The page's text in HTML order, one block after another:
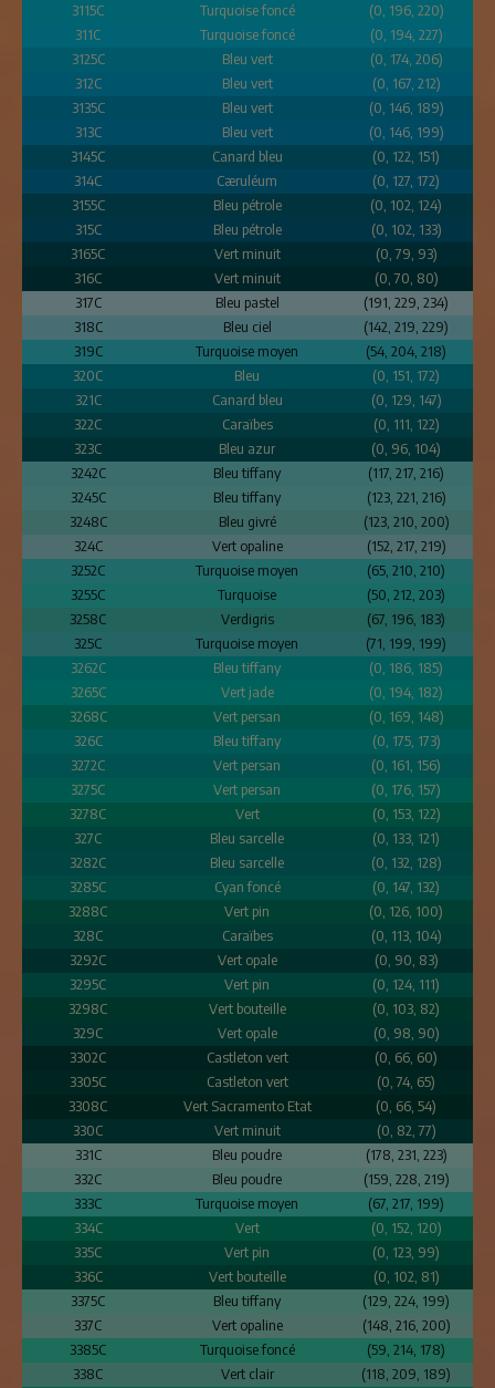
3115C
Turquoise foncé
(0, 196, 220)
311C
Turquoise foncé
(0, 194, 227)
3125C
Bleu vert
(0, 174, 206)
312C
Bleu vert
(0, 167, 212)
3135C
Bleu vert
(0, 146, 189)
313C
Bleu vert
(0, 146, 199)
3145C
Canard bleu
(0, 122, 151)
314C
Cæruléum
(0, 127, 172)
3155C
Bleu pétrole
(0, 102, 124)
315C
Bleu pétrole
(0, 102, 133)
3165C
Vert minuit
(0, 79, 93)
316C
Vert minuit
(0, 70, 80)
317C
Bleu pastel
(191, 229, 234)
318C
Bleu ciel
(142, 219, 229)
319C
Turquoise moyen
(54, 204, 218)
320C
Bleu
(0, 151, 172)
321C
Canard bleu
(0, 129, 147)
322C
Caraïbes
(0, 111, 122)
323C
Bleu azur
(0, 96, 104)
3242C
Bleu tiffany
(117, 217, 216)
3245C
Bleu tiffany
(123, 221, 216)
3248C
Bleu givré
(123, 210, 200)
324C
Vert opaline
(152, 217, 219)
3252C
Turquoise moyen
(65, 210, 210)
3255C
Turquoise
(50, 212, 203)
3258C
Verdigris
(67, 196, 183)
325C
Turquoise moyen
(71, 199, 199)
3262C
Bleu tiffany
(0, 186, 185)
3265C
Vert jade
(0, 194, 182)
3268C
Vert persan
(0, 169, 148)
326C
Bleu tiffany
(0, 175, 173)
3272C
Vert persan
(0, 161, 156)
3275C
Vert persan
(0, 176, 157)
3278C
Vert
(0, 153, 122)
327C
Bleu sarcelle
(0, 133, 121)
3282C
Bleu sarcelle
(0, 132, 128)
3285C
Cyan foncé
(0, 147, 132)
3288C
Vert pin
(0, 126, 100)
328C
Caraïbes
(0, 113, 104)
3292C
Vert opale
(0, 90, 83)
3295C
Vert pin
(0, 124, 111)
3298C
Vert bouteille
(0, 103, 82)
329C
Vert opale
(0, 98, 90)
3302C
Castleton vert
(0, 66, 60)
3305C
Castleton vert
(0, 74, 65)
3308C
Vert Sacramento Etat
(0, 66, 54)
330C
Vert minuit
(0, 82, 77)
331C
Bleu poudre
(178, 231, 223)
332C
Bleu poudre
(159, 228, 219)
333C
Turquoise moyen
(67, 217, 199)
334C
Vert
(0, 152, 120)
335C
Vert pin
(0, 123, 99)
336C
Vert bouteille
(0, 102, 81)
3375C
Bleu tiffany
(129, 224, 199)
337C
Vert opaline
(148, 216, 200)
3385C
Turquoise foncé
(59, 214, 178)
338C
Vert clair
(118, 209, 189)